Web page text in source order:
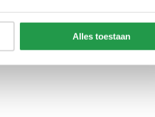
Alles toestaan